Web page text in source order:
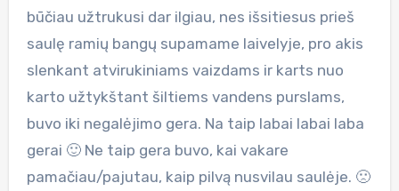
būčiau užtrukusi dar ilgiau, nes išsitiesus prieš
saulę ramių bangų supamame laivelyje, pro akis
slenkant atvirukiniams vaizdams ir karts nuo
karto užtykštant šiltiems vandens purslams,
buvo iki negalėjimo gera. Na taip labai labai laba
gerai 🙂 Ne taip gera buvo, kai vakare
pamačiau/pajutau, kaip pilvą nusvilau saulėje. 🙁